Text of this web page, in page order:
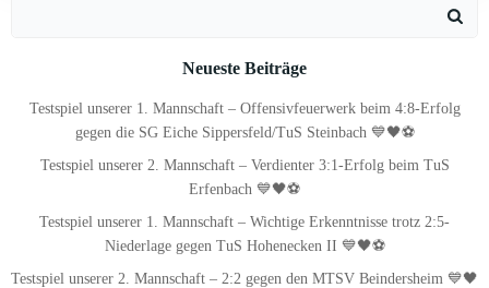
Neueste Beiträge
Testspiel unserer 1. Mannschaft – Offensivfeuerwerk beim 4:8-Erfolg
gegen die SG Eiche Sippersfeld/TuS Steinbach 💙🖤⚽
Testspiel unserer 2. Mannschaft – Verdienter 3:1-Erfolg beim TuS
Erfenbach 💙🖤⚽
Testspiel unserer 1. Mannschaft – Wichtige Erkenntnisse trotz 2:5-
Niederlage gegen TuS Hohenecken II 💙🖤⚽
Testspiel unserer 2. Mannschaft – 2:2 gegen den MTSV Beindersheim 💙🖤